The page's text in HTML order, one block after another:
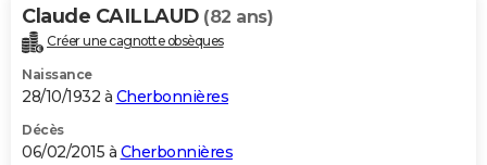
Claude CAILLAUD (82 ans)
Créer une cagnotte obsèques
Naissance
28/10/1932 à Cherbonnières
Décès
06/02/2015 à Cherbonnières